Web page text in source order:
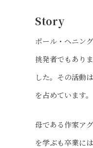
Story
ポール・ヘニン
挑発者でもあり
した。その活動
を占めています。
母である作家ア
を学ぶも卒業に